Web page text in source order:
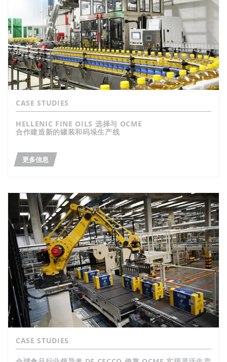
CASE STUDIES
HELLENIC FINE OILS 选择与 OCME
合作建造新的罐装和码垛生产线
更多信息
CASE STUDIES